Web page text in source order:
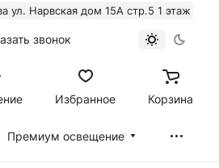
ул. Нарвская дом 15А стр.5 1 этаж
звонок
Избранное Корзина
Премиум освещение